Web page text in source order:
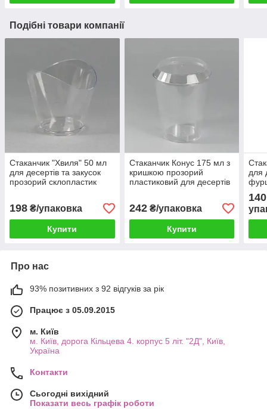
Подібні товари компанії
Стаканчик "Хвиля" 50 мл
для десертів та закусок
прозорий склопластик
198 ₴/упаковка
Купити
Стаканчик Конус 175 мл з
кришкою прозорий
пластиковий для десертів
242₴/упаковка
Купити
для
шт
Про нас
93% позитивних з 92 відгуків за рік
Працює з 05.09.2015
м. Київ
м. Київ, дорога Кільцева 4. корпус 5 літ. "2Д", Київ,
Україна
Контакти
Сьогодні вихідний
Показати весь графік роботи